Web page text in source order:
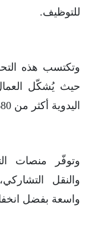
للتوظيف.
وتكتسب هذه
حيث يُشكّل العمال
اليدوية أكثر من 80% من القوى العاملة.
وتوفّر منصات
والنقل
واسعة بفضل